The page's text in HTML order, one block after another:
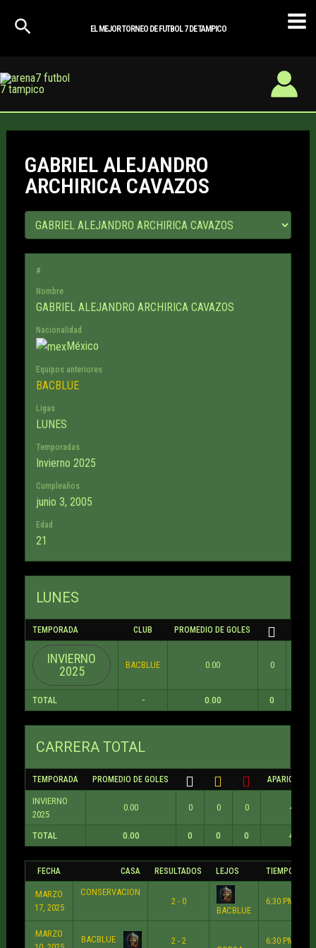
EL MEJOR TORNEO DE FUTBOL 7 DE TAMPICO
GABRIEL ALEJANDRO
ARCHIRICA CAVAZOS
#
Nombre
GABRIEL ALEJANDRO ARCHIRICA CAVAZOS
Nacionalidad
México
Equipos anteriores
BACBLUE
Ligas
LUNES
Temporadas
Invierno 2025
Cumpleaños
junio 3, 2005
Edad
21
LUNES
TEMPORADA CLUB PROMEDIO DE GOLES
INVIERNO
2025
BACBLUE 0.00 0
TOTAL - 0.00 0
CARRERA TOTAL
TEMPORADA PROMEDIO DE GOLES APARICIONES
INVIERNO
2025
0.00 0 0 0 4
TOTAL 0.00 0 0 0 4
FECHA CASA RESULTADOS LEJOS TIEMPO
MARZO
17, 2025
CONSERVACION
2 - 0
BACBLUE
6:30 PM
MARZO
BACBLUE
2 - 2
6:30 PM